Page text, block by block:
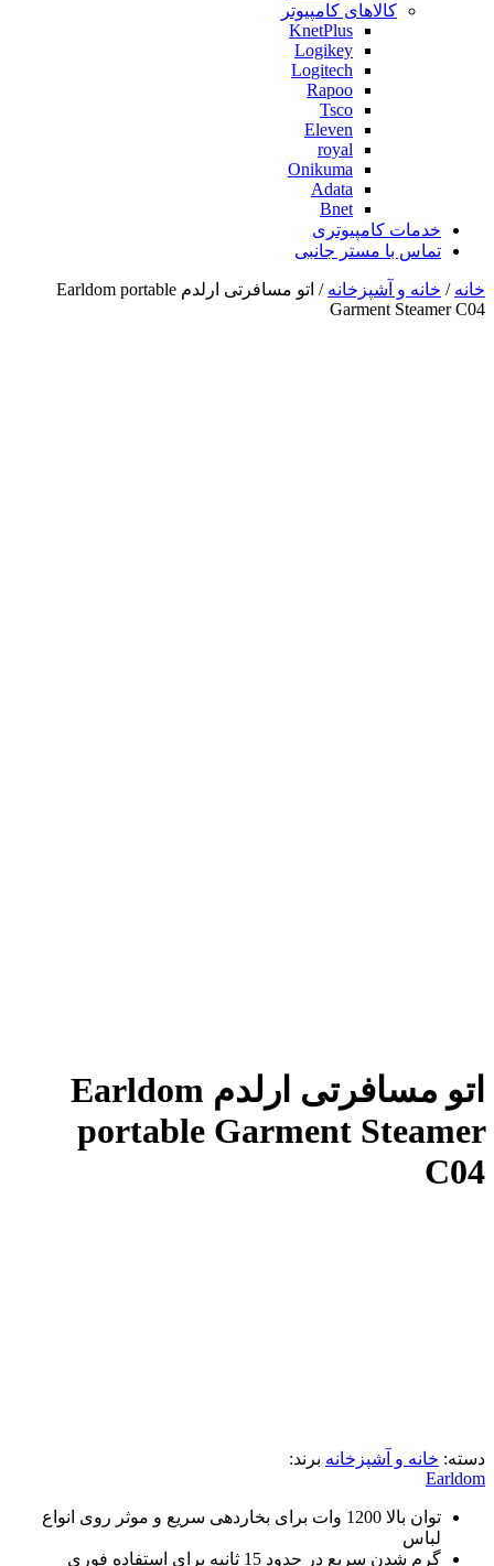
کالاهای کامپیوتر
KnetPlus
Logikey
Logitech
Rapoo
Tsco
Eleven
royal
Onikuma
Adata
Bnet
خدمات کامپیوتری
تماس با مستر جانبی
خانه / خانه و آشپزخانه
/ اتو مسافرتی ارلدم Earldom portable
Garment Steamer C04
اتو مسافرتی ارلدم Earldom
portable Garment Steamer
C04
دسته: خانه و آشپزخانه برند:
Earldom
توان بالا 1200 وات برای بخاردهی سریع و موثر روی انواع
لباس
گرم شدن سریع در حدود 15 ثانیه برای استفاده فوری